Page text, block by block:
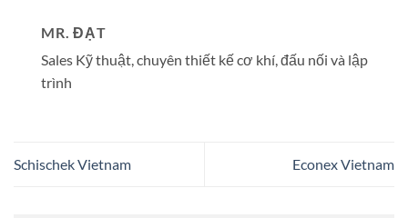
MR. ĐẠT
Sales Kỹ thuật, chuyên thiết kế cơ khí, đấu nối và lập
trình
Schischek Vietnam Econex Vietnam